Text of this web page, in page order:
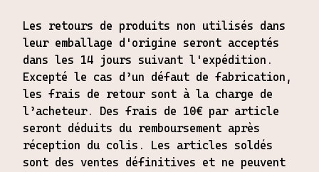
Les retours de produits non utilisés dans
leur emballage d'origine seront acceptés
dans les 14 jours suivant l'expédition.
Excepté le cas d’un défaut de fabrication,
les frais de retour sont à la charge de
l’acheteur. Des frais de 10€ par article
seront déduits du remboursement après
réception du colis. Les articles soldés
sont des ventes définitives et ne peuvent